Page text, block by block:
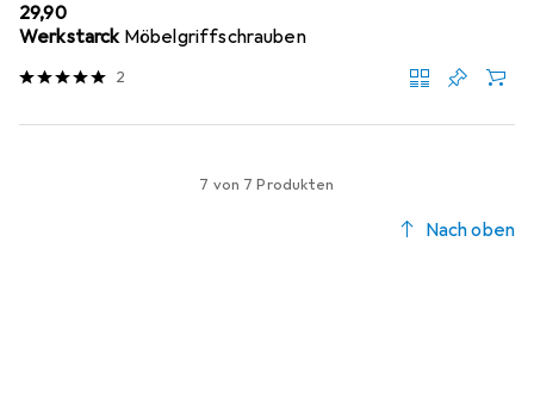
EUR
29,90
Werkstarck Möbelgriffschrauben
2
7 von 7 Produkten
Nach oben